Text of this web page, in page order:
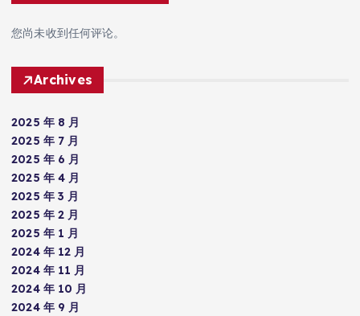
您尚未收到任何评论。
Archives
2025 年 8 月
2025 年 7 月
2025 年 6 月
2025 年 4 月
2025 年 3 月
2025 年 2 月
2025 年 1 月
2024 年 12 月
2024 年 11 月
2024 年 10 月
2024 年 9 月